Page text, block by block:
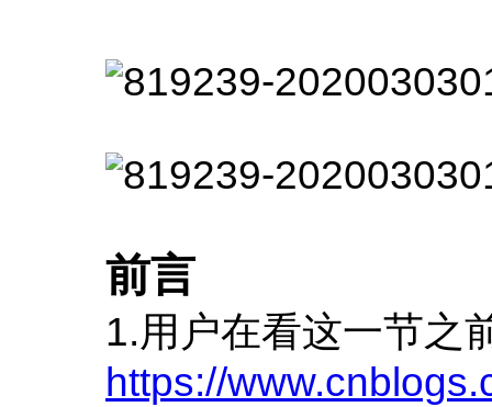
前言
1.用户在看这一节之
https://